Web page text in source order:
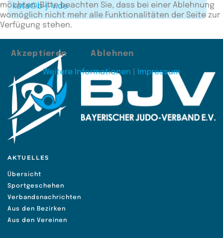
kata@b-j-v.de
AKTUELLES
Übersicht
Sportgeschehen
Verbandsnachrichten
Aus den Bezirken
Aus den Vereinen
möchten. Bitte beachten Sie, dass bei einer Ablehnung
womöglich nicht mehr alle Funktionalitäten der Seite zur
Verfügung stehen.
Akzeptieren Ablehnen
Weitere Informationen Impressum